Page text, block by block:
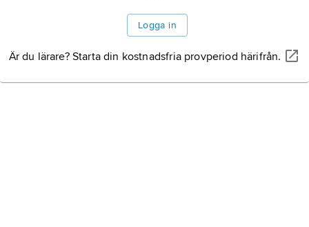
Logga in
Är du lärare? Starta din kostnadsfria provperiod härifrån.